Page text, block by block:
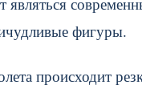
фигуры.
происходит